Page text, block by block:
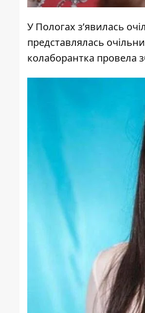
У Пологах з’явилась
представлялась
колаборантка провела